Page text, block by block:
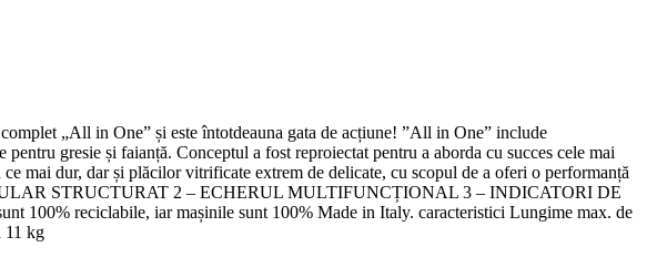
„All in One” și este întotdeauna gata de acțiune! ”All in One” include
gresie și faianță. Conceptul a fost reproiectat pentru a aborda cu succes cele mai
mai dur, dar și plăcilor vitrificate extrem de delicate, cu scopul de a oferi o performanță
STRUCTURAT 2 – ECHERUL MULTIFUNCȚIONAL 3 – INDICATORI DE
reciclabile, iar mașinile sunt 100% Made in Italy. caracteristici Lungime max. de
11 kg